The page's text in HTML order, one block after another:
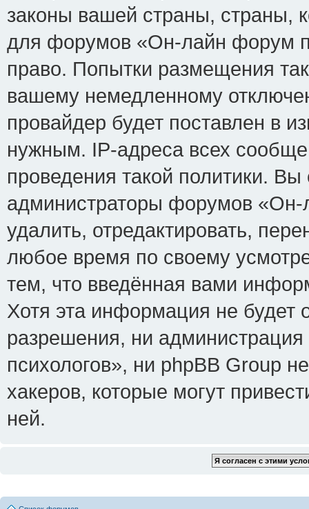
законы вашей страны, страны,
для форумов «Он-лайн форум
право. Попытки размещения
вашему немедленному
провайдер будет поставлен в
нужным. IP-адреса всех
проведения такой политики.
администраторы форумов
удалить, отредактировать,
любое время по своему
тем, что введённая вами
Хотя эта информация не будет
разрешения, ни
психологов», ни phpBB Group
хакеров, которые могут
ней.